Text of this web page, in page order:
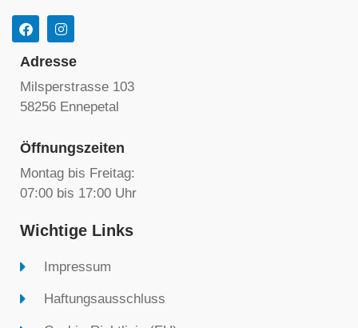
Adresse
Milsperstrasse 103
58256 Ennepetal
Öffnungszeiten
Montag bis Freitag:
07:00 bis 17:00 Uhr
Wichtige Links
Impressum
Haftungsausschluss